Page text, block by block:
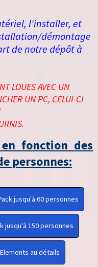
l'installer, et
démontage
de notre dépôt à
LOUES AVEC UN
UN PC, CELUI-CI
fonction des
personnes:
jusqu'à 60 personnes
jusqu'à 150 personnes
Elements au détails